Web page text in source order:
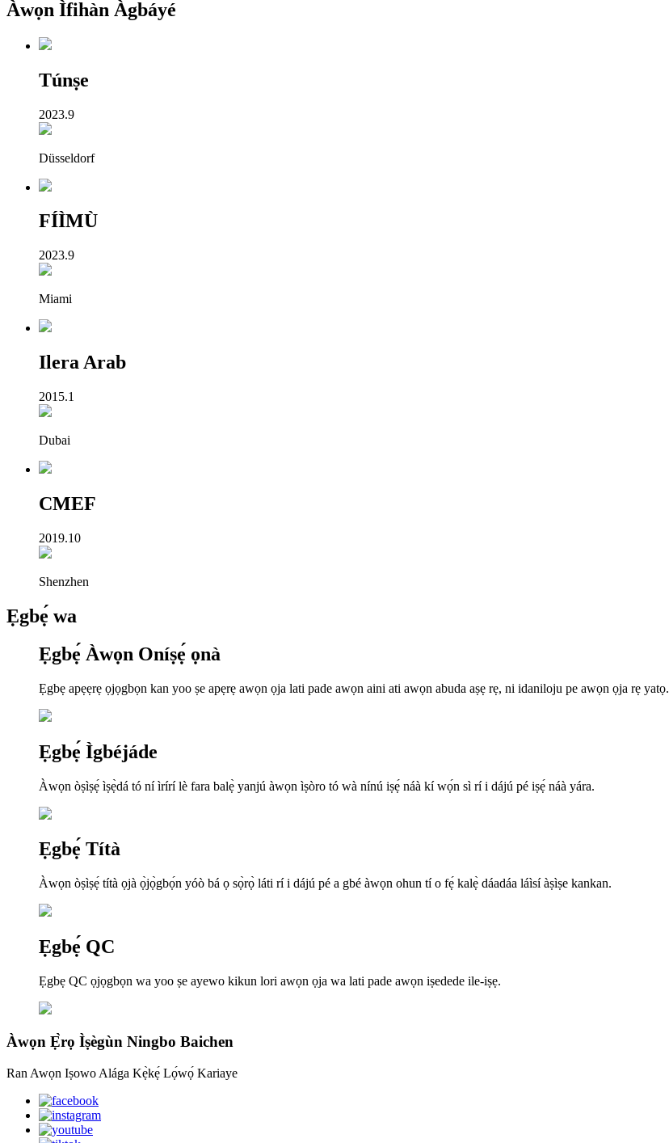
Àwọn Ìfihàn Àgbáyé
Túnṣe
2023.9
Düsseldorf
FÍÌMÙ
2023.9
Miami
Ilera Arab
2015.1
Dubai
CMEF
2019.10
Shenzhen
Ẹgbẹ́ wa
Ẹgbẹ́ Àwọn Oníṣẹ́ ọnà
Ẹgbẹ apẹẹrẹ ọjọgbọn kan yoo ṣe apẹrẹ awọn ọja lati pade awọn aini ati awọn abuda aṣẹ rẹ, ni idaniloju pe awọn ọja rẹ yatọ.
Ẹgbẹ́ Ìgbéjáde
Àwọn òṣìṣẹ́ ìṣẹ̀dá tó ní ìrírí lè fara balẹ̀ yanjú àwọn ìṣòro tó wà nínú iṣẹ́ náà kí wọ́n sì rí i dájú pé iṣẹ́ náà yára.
Ẹgbẹ́ Títà
Àwọn òṣìṣẹ́ títà ọjà ọ̀jọ̀gbọ́n yóò bá ọ sọ̀rọ̀ láti rí i dájú pé a gbé àwọn ohun tí o fẹ́ kalẹ̀ dáadáa láìsí àṣìṣe kankan.
Ẹgbẹ́ QC
Ẹgbẹ QC ọjọgbọn wa yoo ṣe ayewo kikun lori awọn ọja wa lati pade awọn iṣedede ile-iṣẹ.
Àwọn Ẹ̀rọ Ìṣègùn Ningbo Baichen
Ran Awọn Iṣowo Alága Kẹ̀kẹ́ Lọ́wọ́ Kariaye